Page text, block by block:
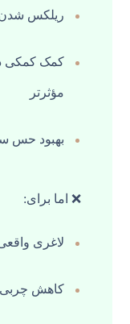
ریلکس
کمک کمکی
مؤثرتر
بهبود حس
❌ اما برای:
لاغری
کاهش